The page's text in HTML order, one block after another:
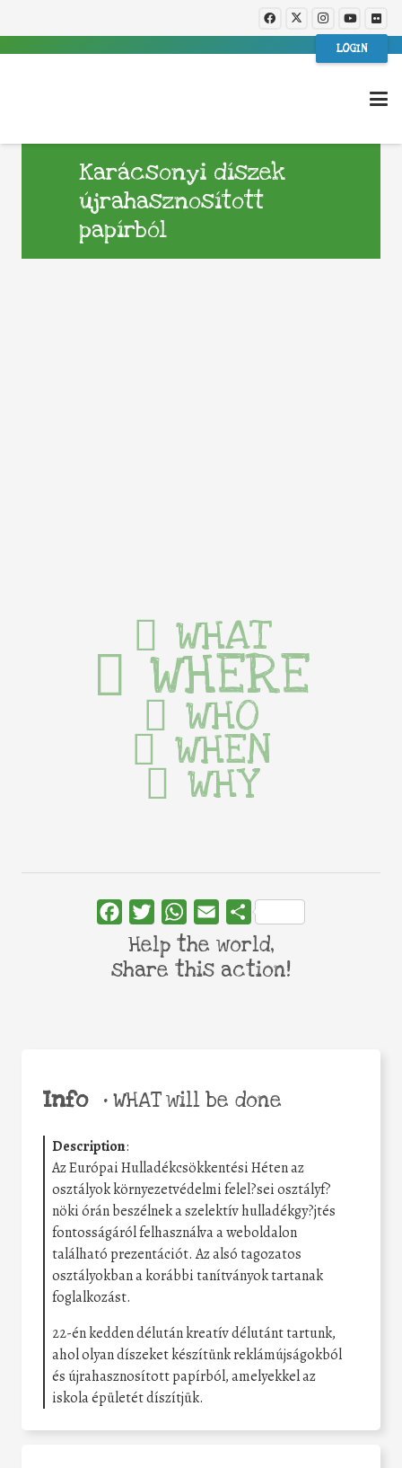
LOGIN
Karácsonyi díszek
újrahasznosított
papírból
Info •WHAT will be done
Description:
Az Európai Hulladékcsökkentési Héten az
osztályok környezetvédelmi felel?sei osztályf?
nöki órán beszélnek a szelektív hulladékgy?jtés
fontosságáról felhasználva a weboldalon
található prezentációt. Az alsó tagozatos
osztályokban a korábbi tanítványok tartanak
foglalkozást.
22-én kedden délután kreatív délutánt tartunk,
ahol olyan díszeket készítünk reklámújságokból
és újrahasznosított papírból, amelyekkel az
iskola épületét díszítjük.
WHAT
WHERE
WHO
WHEN
WHY
FacebookTwitterWhatsApp
Email Share
Help the world,
share this action!